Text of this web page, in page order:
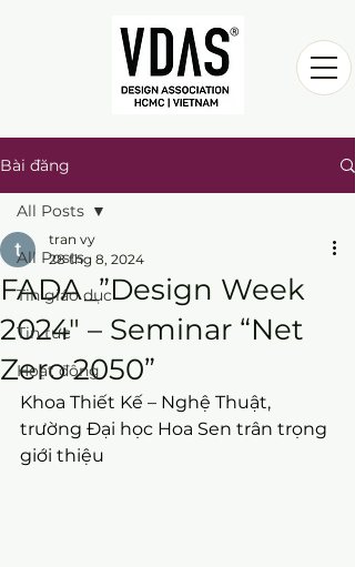
Bài đăng
All Posts
Tin giáo dục
Tin tức
Hoạt động
All Posts
FADA_”Design Week
2024″ – Seminar “Net
Zero 2050”
tran vy
28 thg 8, 2024
Khoa Thiết Kế – Nghệ Thuật,
trường Đại học Hoa Sen trân trọng
giới thiệu